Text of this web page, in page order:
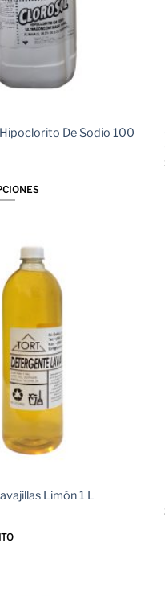
De Sodio 100
Limón 1 L